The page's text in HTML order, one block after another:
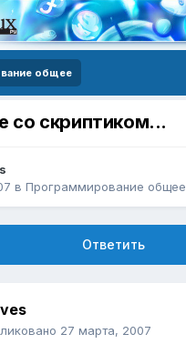
общее
со скриптиком...
в Программирование общее
Ответить
27 марта, 2007